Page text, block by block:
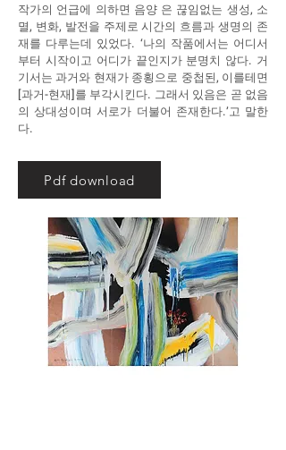
작가의 언급에 의하면 음양 은 끊임없는 생성, 소
멸, 변화, 발전을 주제로 시간의 흐름과 생명의 존
재를 다루는데 있었다. ‘나의 작품에서는 어디서
부터 시작이고 어디가 끝인지가 분명치 않다. 거
기서는 과거와 현재가 종횡으로 중첩된, 이를테면
[과거-현재]를 부각시킨다. 그래서 있음은 곧 없음
의 상대성이며 서로가 더불어 존재한다.’고 말한
다.
Pdf download